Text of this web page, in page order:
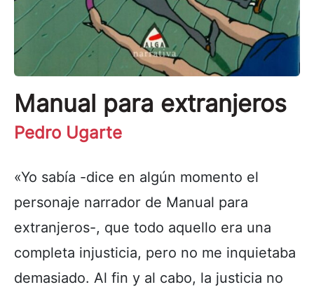
Manual para extranjeros
Pedro Ugarte
«Yo sabía -dice en algún momento el
personaje narrador de Manual para
extranjeros-, que todo aquello era una
completa injusticia, pero no me inquietaba
demasiado. Al fin y al cabo, la justicia no